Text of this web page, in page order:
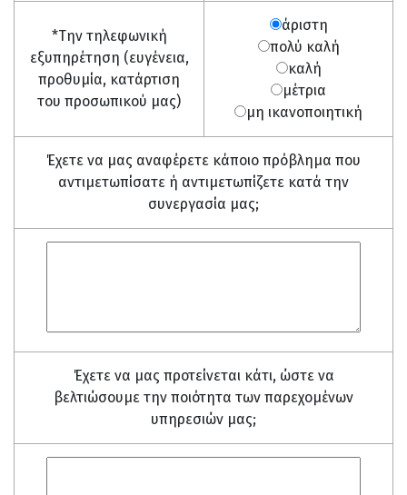
*Την τηλεφωνική
εξυπηρέτηση (ευγένεια,
προθυμία, κατάρτιση
του προσωπικού μας)
άριστη
πολύ καλή
καλή
μέτρια
μη ικανοποιητική
Έχετε να μας αναφέρετε κάποιο πρόβλημα που
αντιμετωπίσατε ή αντιμετωπίζετε κατά την
συνεργασία μας;
Έχετε να μας προτείνεται κάτι, ώστε να
βελτιώσουμε την ποιότητα των παρεχομένων
υπηρεσιών μας;